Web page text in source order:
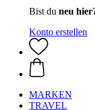
Bist du neu
Konto erstellen
MARKEN
TRAVEL